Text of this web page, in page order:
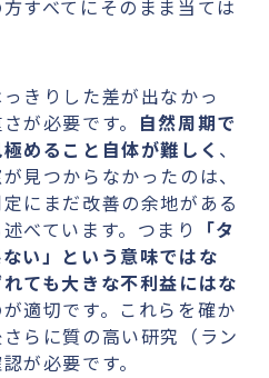
すべてにそのまま当ては
きりした差が出なかっ
が必要です。 自然周期で
めること自体が難しく 、
見つからなかったのは、
にまだ改善の余地がある
べています。つまり
「タ
い」という意味ではな
ても大きな不利益にはな
適切です。これらを確か
らに質の高い研究（ラン
が必要です。